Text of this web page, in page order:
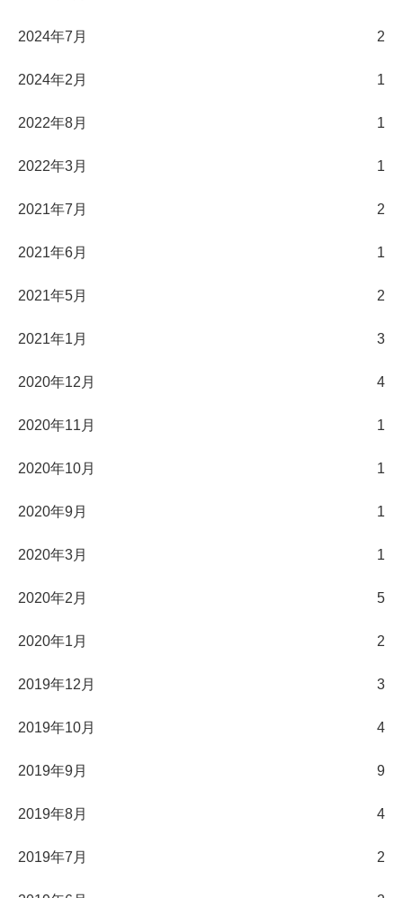
2024年7月 2
2024年2月 1
2022年8月 1
2022年3月 1
2021年7月 2
2021年6月 1
2021年5月 2
2021年1月 3
2020年12月 4
2020年11月 1
2020年10月 1
2020年9月 1
2020年3月 1
2020年2月 5
2020年1月 2
2019年12月 3
2019年10月 4
2019年9月 9
2019年8月 4
2019年7月 2